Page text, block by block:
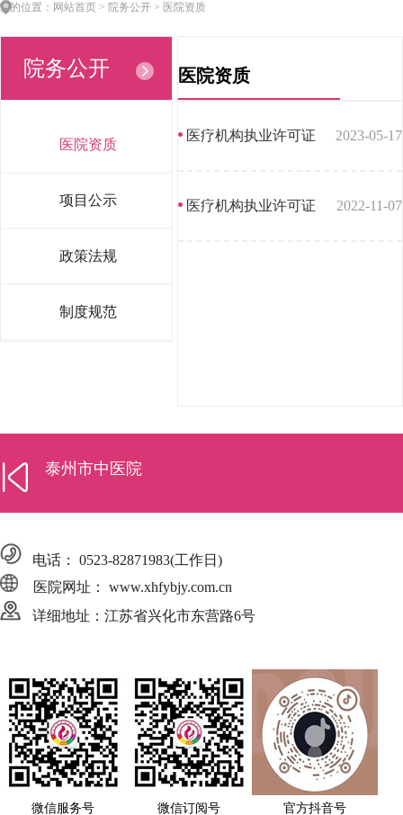
您的位置：网站首页 > 院务公开 > 医院资质
院务公开
医院资质
项目公示
政策法规
制度规范
医院资质
医疗机构执业许可证 2023-05-17
医疗机构执业许可证 2022-11-07
泰州市中医院
电话： 0523-82871983(工作日)
医院网址： www.xhfybjy.com.cn
详细地址：江苏省兴化市东营路6号
微信服务号 微信订阅号 官方抖音号